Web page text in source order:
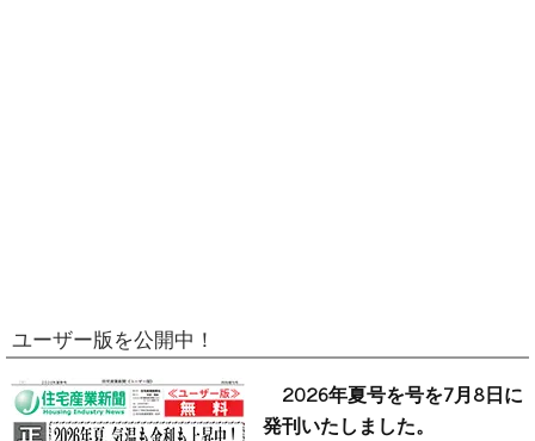
ユーザー版を公開中！
2026年夏号を号を7月8日に
発刊いたしました。